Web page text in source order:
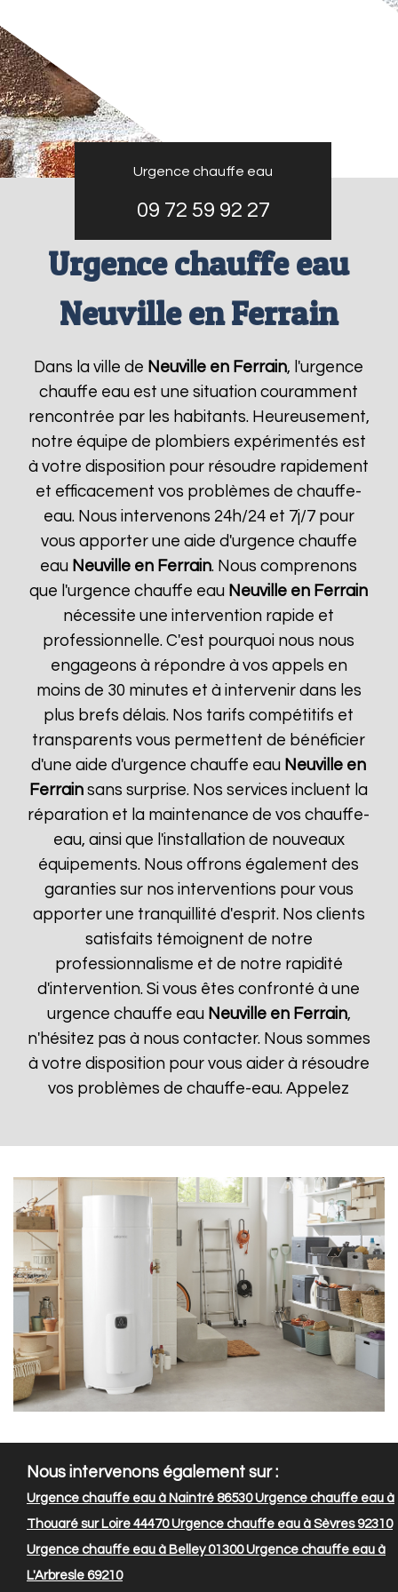
Urgence chauffe eau
09 72 59 92 27
Urgence chauffe eau
Neuville en Ferrain
Dans la ville de Neuville en Ferrain, l'urgence
chauffe eau est une situation couramment
rencontrée par les habitants. Heureusement,
notre équipe de plombiers expérimentés est
à votre disposition pour résoudre rapidement
et efficacement vos problèmes de chauffe-
eau. Nous intervenons 24h/24 et 7j/7 pour
vous apporter une aide d'urgence chauffe
eau Neuville en Ferrain. Nous comprenons
que l'urgence chauffe eau Neuville en Ferrain
nécessite une intervention rapide et
professionnelle. C'est pourquoi nous nous
engageons à répondre à vos appels en
moins de 30 minutes et à intervenir dans les
plus brefs délais. Nos tarifs compétitifs et
transparents vous permettent de bénéficier
d'une aide d'urgence chauffe eau Neuville en
Ferrain sans surprise. Nos services incluent la
réparation et la maintenance de vos chauffe-
eau, ainsi que l'installation de nouveaux
équipements. Nous offrons également des
garanties sur nos interventions pour vous
apporter une tranquillité d'esprit. Nos clients
satisfaits témoignent de notre
professionnalisme et de notre rapidité
d'intervention. Si vous êtes confronté à une
urgence chauffe eau Neuville en Ferrain,
n'hésitez pas à nous contacter. Nous sommes
à votre disposition pour vous aider à résoudre
vos problèmes de chauffe-eau. Appelez
Nous intervenons également sur :
Urgence chauffe eau à Naintré 86530Urgence chauffe eau à
Thouaré sur Loire 44470Urgence chauffe eau à Sèvres 92310
Urgence chauffe eau à Belley 01300Urgence chauffe eau à
L'Arbresle 69210